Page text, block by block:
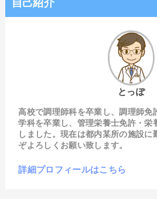
自己紹介
とっぽ
高校で調理師科を卒業し、調理師免
学科を卒業し、管理栄養士免許・栄
しました。現在は都内某所の施設に
ぞよろしくお願い致します。
詳細プロフィールはこちら